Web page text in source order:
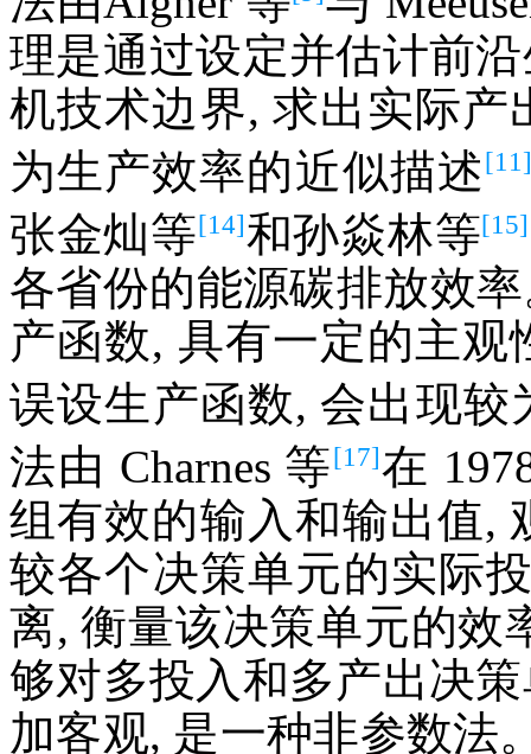
理是通过设定并估计前
机技术边界, 求出实际
为生产效率的近似描述[11]
张金灿等[14]和孙焱林等[15]
各省份的能源碳排放效
产函数, 具有一定的主
误设生产函数, 会出现较
法由 Charnes 等[17]在
组有效的输入和输出值,
较各个决策单元的实际
离, 衡量该决策单元的效
够对多投入和多产出决
加客观, 是一种非参数法